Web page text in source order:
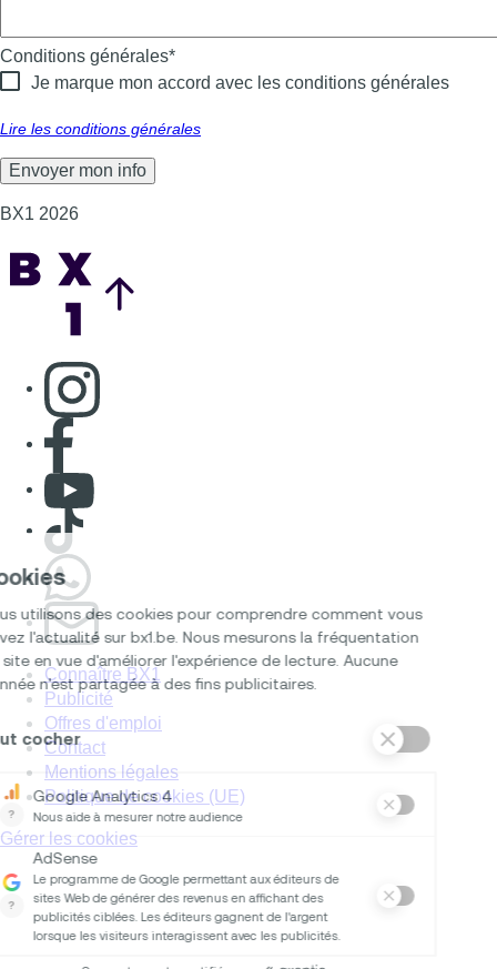
Conditions générales*
Je marque mon accord avec les conditions générales
Lire les conditions générales
BX1 2026
Consulter page Instagram
Consulter page Facebook
Consulter Youtube
Consulter TikTok
S'abonner à notre newsletter
Connaître BX1
Publicité
Offres d'emploi
Contact
Mentions légales
Politique de cookies (UE)
Gérer les cookies